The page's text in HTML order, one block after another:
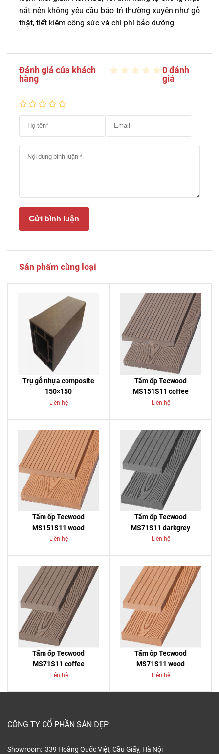
nát nên không yêu cầu bảo trì thường xuyên như gỗ
thật, tiết kiệm công sức và chi phí bảo dưỡng.
Đánh giá của khách
hàng
0 đánh
giá
Gửi bình luận
Sản phẩm cùng loại
Trụ gỗ nhựa composite
150×150
Liên hệ
Tấm ốp Tecwood
MS151S11 coffee
Liên hệ
Tấm ốp Tecwood
MS151S11 wood
Liên hệ
Tấm ốp Tecwood
MS71S11 darkgrey
Liên hệ
Tấm ốp Tecwood
MS71S11 coffee
Liên hệ
Tấm ốp Tecwood
MS71S11 wood
Liên hệ
CÔNG TY CỔ PHẦN SÀN ĐẸP
Showroom: 339 Hoàng Quốc Việt, Cầu Giấy, Hà Nội